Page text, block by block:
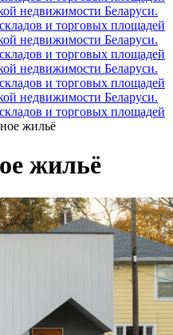
недвижимости Беларуси.
и торговых площадей
недвижимости Беларуси.
и торговых площадей
недвижимости Беларуси.
и торговых площадей
недвижимости Беларуси.
и торговых площадей
жильё
жильё